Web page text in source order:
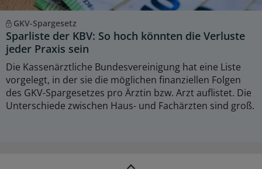
GKV-Spargesetz
Sparliste der KBV: So hoch könnten die Verluste
jeder Praxis sein
Die Kassenärztliche Bundesvereinigung hat eine Liste
vorgelegt, in der sie die möglichen finanziellen Folgen
des GKV-Spargesetzes pro Ärztin bzw. Arzt auflistet. Die
Unterschiede zwischen Haus- und Fachärzten sind groß.